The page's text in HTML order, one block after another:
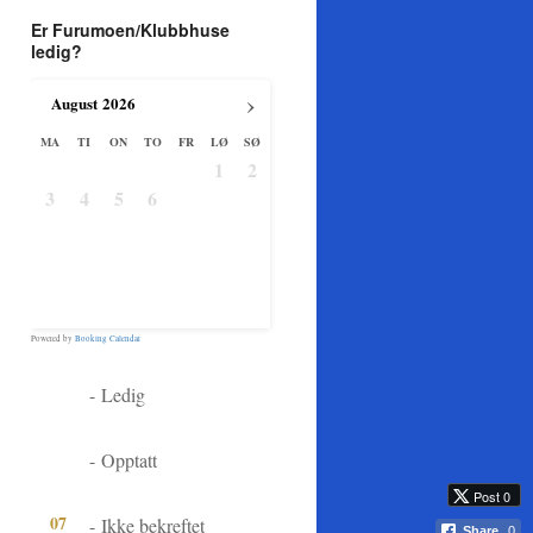
Er Furumoen/Klubbhuse
ledig?
›
August 2026
MA TI ON TO FR LØ SØ
1
2
3
4 5 6
Powered by Booking Calendar
- Ledig
- Opptatt
07 - Ikke bekreftet
Post 0
Share 0